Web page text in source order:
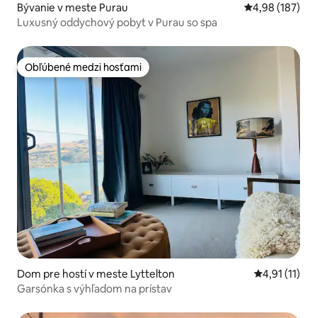
Bývanie v meste Purau Priemerné
4,98 (187)
Luxusný oddychový pobyt v Purau so spa
Obľúbené medzi hosťami
Obľúbené medzi hosťami
Dom pre hostí v meste Lyttelton Priemerné
4,91 (11)
Garsónka s výhľadom na prístav